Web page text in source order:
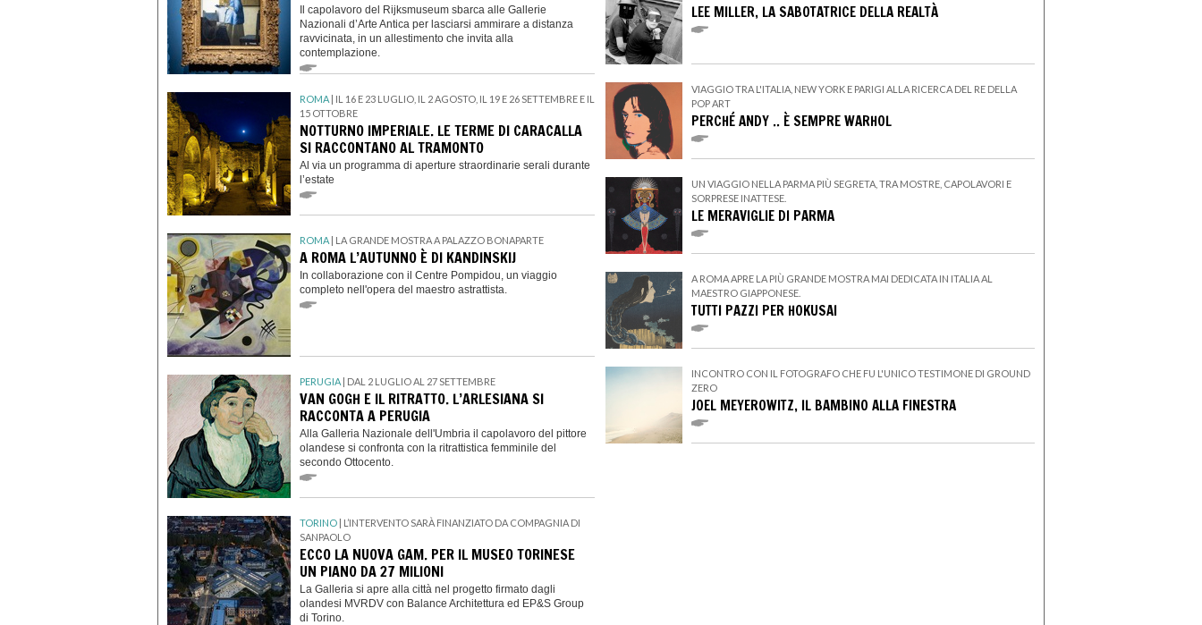
Il capolavoro del Rijksmuseum sbarca alle Gallerie
Nazionali d’Arte Antica per lasciarsi ammirare a distanza
ravvicinata, in un allestimento che invita alla
contemplazione.
ROMA | IL 16 E 23 LUGLIO, IL 2 AGOSTO, IL 19 E 26 SETTEMBRE E IL
15 OTTOBRE
NOTTURNO IMPERIALE. LE TERME DI CARACALLA
SI RACCONTANO AL TRAMONTO
Al via un programma di aperture straordinarie serali durante
l’estate
ROMA | LA GRANDE MOSTRA A PALAZZO BONAPARTE
A ROMA L’AUTUNNO È DI KANDINSKIJ
In collaborazione con il Centre Pompidou, un viaggio
completo nell'opera del maestro astrattista.
PERUGIA | DAL 2 LUGLIO AL 27 SETTEMBRE
VAN GOGH E IL RITRATTO. L’ARLESIANA SI
RACCONTA A PERUGIA
Alla Galleria Nazionale dell'Umbria il capolavoro del pittore
olandese si confronta con la ritrattistica femminile del
secondo Ottocento.
TORINO | L’INTERVENTO SARÀ FINANZIATO DA COMPAGNIA DI
SANPAOLO
ECCO LA NUOVA GAM. PER IL MUSEO TORINESE
UN PIANO DA 27 MILIONI
La Galleria si apre alla città nel progetto firmato dagli
olandesi MVRDV con Balance Architettura ed EP&S Group
di Torino.
LEE MILLER, LA SABOTATRICE DELLA REALTÀ
VIAGGIO TRA L'ITALIA, NEW YORK E PARIGI ALLA RICERCA DEL RE DELLA
POP ART
PERCHÉ ANDY .. È SEMPRE WARHOL
UN VIAGGIO NELLA PARMA PIÙ SEGRETA, TRA MOSTRE, CAPOLAVORI E
SORPRESE INATTESE.
LE MERAVIGLIE DI PARMA
A ROMA APRE LA PIÙ GRANDE MOSTRA MAI DEDICATA IN ITALIA AL
MAESTRO GIAPPONESE.
TUTTI PAZZI PER HOKUSAI
INCONTRO CON IL FOTOGRAFO CHE FU L'UNICO TESTIMONE DI GROUND
ZERO
JOEL MEYEROWITZ, IL BAMBINO ALLA FINESTRA